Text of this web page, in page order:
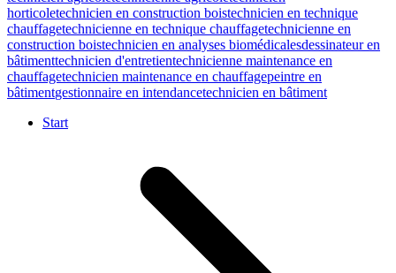
horticoletechnicien en construction boistechnicien en technique
chauffagetechnicienne en technique chauffagetechnicienne en
construction boistechnicien en analyses biomédicalesdessinateur en
bâtimenttechnicien d'entretientechnicienne maintenance en
chauffagetechnicien maintenance en chauffagepeintre en
bâtimentgestionnaire en intendancetechnicien en bâtiment
Start